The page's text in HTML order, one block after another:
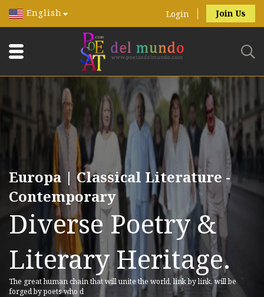
English Login Join Us
Europa | Classical Literature -
Contemporary
Diverse Poetry &
Literary Heritage.
The great human chain that will unite the world, link by link, will be
forged by poets who d